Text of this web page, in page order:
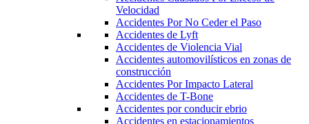
Velocidad
Accidentes Por No Ceder el Paso
Accidentes de Lyft
Accidentes de Violencia Vial
Accidentes automovilísticos en zonas de
construcción
Accidentes Por Impacto Lateral
Accidentes de T-Bone
Accidentes por conducir ebrio
Accidentes en estacionamientos